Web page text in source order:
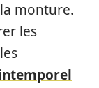
monture.
les